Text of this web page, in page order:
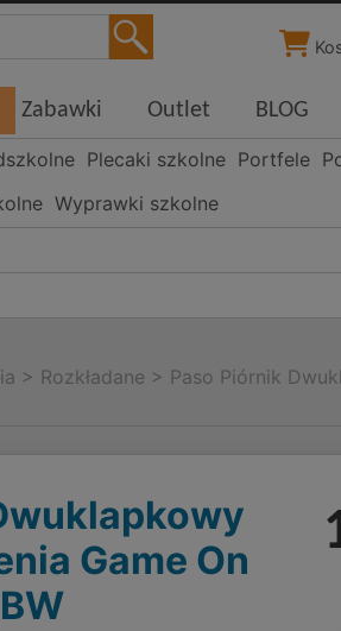
Zabawki Outlet BLOG
Plecaki szkolne Portfele
Wyprawki szkolne
> Rozkładane > Paso Piórnik
Game On